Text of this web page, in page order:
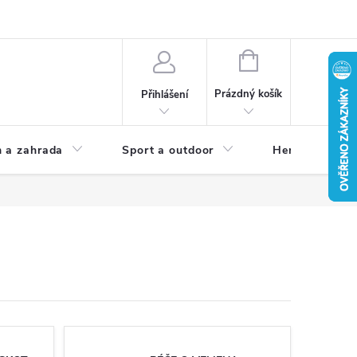
Přihlášení
NÁKUPNÍ
Prázdný košík
a zahrada Sport a outdoor Herní zóna